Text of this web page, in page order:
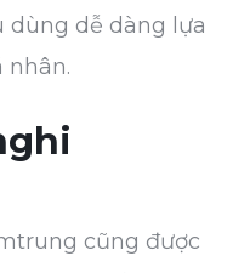
dùng dễ dàng lựa
nhân.
cũng được